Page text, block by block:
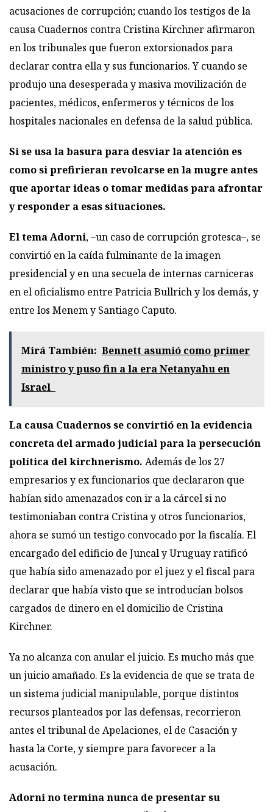
acusaciones de corrupción; cuando los testigos de la
causa Cuadernos contra Cristina Kirchner afirmaron
en los tribunales que fueron extorsionados para
declarar contra ella y sus funcionarios. Y cuando se
produjo una desesperada y masiva movilización de
pacientes, médicos, enfermeros y técnicos de los
hospitales nacionales en defensa de la salud pública.
Si se usa la basura para desviar la atención es
como si prefirieran revolcarse en la mugre antes
que aportar ideas o tomar medidas para afrontar
y responder a esas situaciones.
El tema Adorni, –un caso de corrupción grotesca–, se
convirtió en la caída fulminante de la imagen
presidencial y en una secuela de internas carniceras
en el oficialismo entre Patricia Bullrich y los demás, y
entre los Menem y Santiago Caputo.
Mirá También: Bennett asumió como primer
ministro y puso fin a la era Netanyahu en
Israel
La causa Cuadernos se convirtió en la evidencia
concreta del armado judicial para la persecución
política del kirchnerismo. Además de los 27
empresarios y ex funcionarios que declararon que
habían sido amenazados con ir a la cárcel si no
testimoniaban contra Cristina y otros funcionarios,
ahora se sumó un testigo convocado por la fiscalía. El
encargado del edificio de Juncal y Uruguay ratificó
que había sido amenazado por el juez y el fiscal para
declarar que había visto que se introducían bolsos
cargados de dinero en el domicilio de Cristina
Kirchner.
Ya no alcanza con anular el juicio. Es mucho más que
un juicio amañado. Es la evidencia de que se trata de
un sistema judicial manipulable, porque distintos
recursos planteados por las defensas, recorrieron
antes el tribunal de Apelaciones, el de Casación y
hasta la Corte, y siempre para favorecer a la
acusación.
Adorni no termina nunca de presentar su